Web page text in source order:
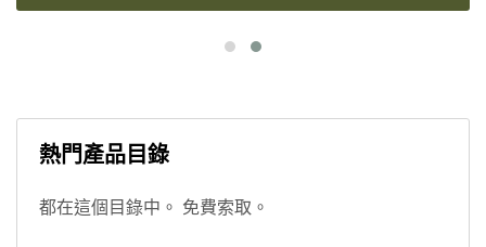
熱門產品目錄
都在這個目錄中。 免費索取。